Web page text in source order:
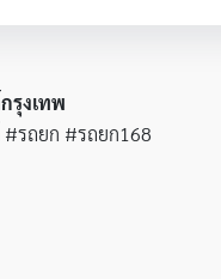
รุงเทพ
#รถยก #รถยก168